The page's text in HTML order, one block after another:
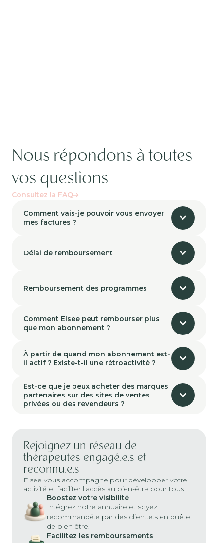
Nous répondons à toutes
vos questions
Consultez la FAQ
Comment vais-je pouvoir vous envoyer
mes factures ?
Délai de remboursement
Remboursement des programmes
Comment Elsee peut rembourser plus
que mon abonnement ?
À partir de quand mon abonnement est-
il actif ? Existe-t-il une rétroactivité ?
Est-ce que je peux acheter des marques
partenaires sur des sites de ventes
privées ou des revendeurs ?
Rejoignez un réseau de
thérapeutes engagé.e.s et
reconnu.e.s
Elsee vous accompagne pour développer votre
activité et faciliter l'accès au bien-être pour tous
Boostez votre visibilité
Intégrez notre annuaire et soyez
recommandé.e par des client.e.s en quête
de bien être.
Facilitez les remboursements